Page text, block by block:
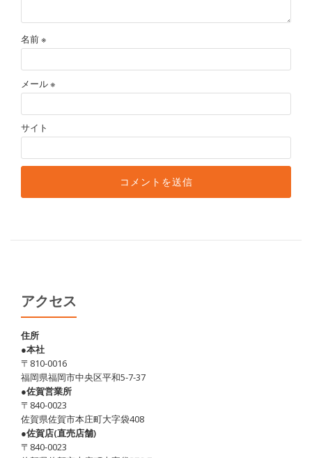
名前※
メール※
サイト
アクセス
住所
●本社
〒810-0016
福岡県福岡市中央区平和5-7-37
●佐賀営業所
〒840-0023
佐賀県佐賀市本庄町大字袋408
●佐賀店(直売店舗)
〒840-0023